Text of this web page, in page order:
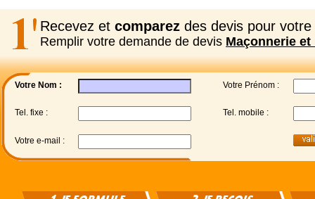
Recevez et comparez des devis pour votre
Remplir votre demande de devis Maçonnerie et
Votre Nom : Votre Prénom :
Tel. fixe : Tel. mobile :
Votre e-mail :